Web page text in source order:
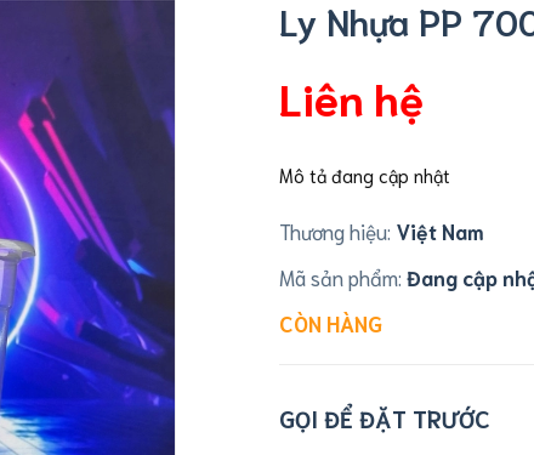
Ly Nhựa PP
Liên hệ
Mô tả đang cập nhật
Thương hiệu: Việt Nam
Mã sản phẩm: Đang cập
CÒN HÀNG
GỌI ĐỂ ĐẶT TRƯỚC